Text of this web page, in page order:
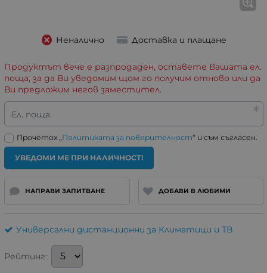
Неналично Доставка и плащане
Продуктът вече е разпродаден, оставете Вашата ел.
поща, за да Ви уведомим щом го получим отново или да
Ви предложим негов заместител.
Ел. поща
Прочетох „Политиката за поверителност“ и съм съгласен.
УВЕДОМИ МЕ ПРИ НАЛИЧНОСТ!
НАПРАВИ ЗАПИТВАНЕ ДОБАВИ В ЛЮБИМИ
Универсални дистанционни за Климатици и ТВ
Рейтинг: